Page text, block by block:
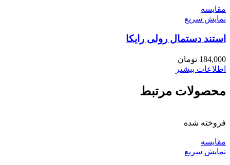
مقايسه
نمایش سریع
استند دستمال رولی رایکا
184,000 تومان
اطلاعات بیشتر
محصولات مرتبط
فروخته شده
مقايسه
نمایش سریع